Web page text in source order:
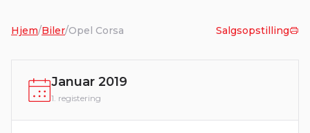
Hjem/Biler/Opel Corsa Salgsopstilling
Januar 2019
1. registering